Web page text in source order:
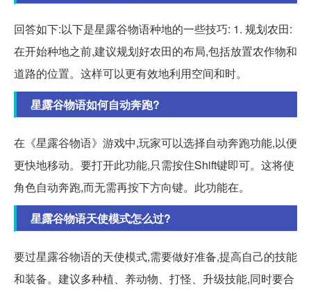
回答如下:以下是星露谷物语种地的一些技巧: 1. 规划农田:
在开始种地之前,建议规划好农田的布局,包括放置农作物和
道路的位置。这样可以更有效地利用空间和时。
星露谷物语如何自动奔跑?
在《星露谷物语》游戏中,玩家可以选择自动奔跑功能,以便
更快地移动。要打开此功能,只需按住Shift键即可。这将使
角色自动奔跑,而无需再按下方向键。此功能在。
星露谷物语天使模式怎么过?
要过星露谷物语的天使模式,需要做好准备,提高自己的技能
和装备。建议多种植、养动物、打怪、升级技能,同时要合